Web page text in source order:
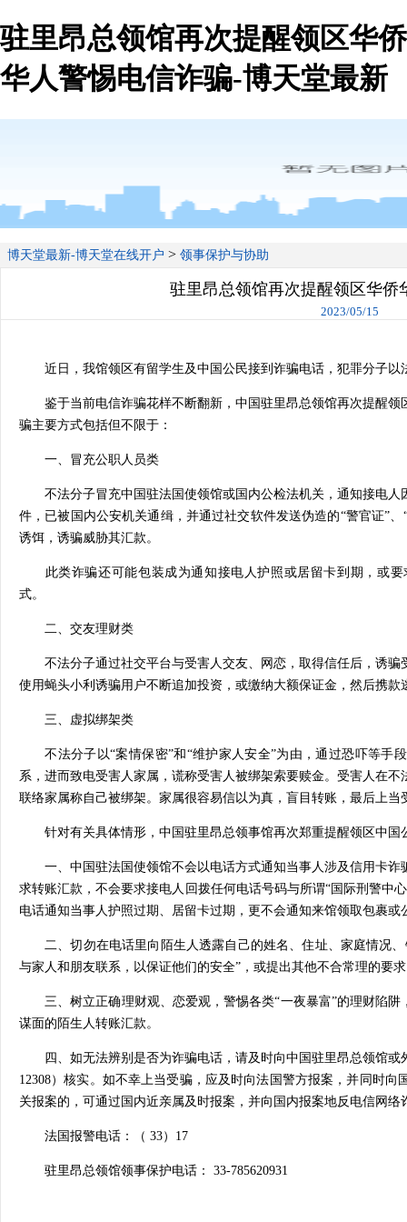
驻里昂总领馆再次提醒领区华侨
华人警惕电信诈骗-博天堂最新
博天堂最新-博天堂在线开户 > 领事保护与协助
驻里昂总领馆再次提醒领区华侨
2023/05/15
近日，我馆领区有留学生及中国公民接到诈骗电话，犯罪分子以
鉴于当前电信诈骗花样不断翻新，中国驻里昂总领馆再次提醒领
骗主要方式包括但不限于：
一、冒充公职人员类
不法分子冒充中国驻法国使领馆或国内公检法机关，通知接电人
件，已被国内公安机关通缉，并通过社交软件发送伪造的“警官证”
诱饵，诱骗威胁其汇款。
此类诈骗还可能包装成为通知接电人护照或居留卡到期，或要
式。
二、交友理财类
不法分子通过社交平台与受害人交友、网恋，取得信任后，诱骗
使用蝇头小利诱骗用户不断追加投资，或缴纳大额保证金，然后
三、虚拟绑架类
不法分子以“案情保密”和“维护家人安全”为由，通过恐吓等手
系，进而致电受害人家属，谎称受害人被绑架索要赎金。受害人在
联络家属称自己被绑架。家属很容易信以为真，盲目转账，最后
针对有关具体情形，中国驻里昂总领事馆再次郑重提醒领区中国
一、中国驻法国使领馆不会以电话方式通知当事人涉及信用卡诈
求转账汇款，不会要求接电人回拨任何电话号码与所谓“国际刑警中
电话通知当事人护照过期、居留卡过期，更不会通知来馆领取包
二、切勿在电话里向陌生人透露自己的姓名、住址、家庭情况、
与家人和朋友联系，以保证他们的安全”，或提出其他不合常理的
三、树立正确理财观、恋爱观，警惕各类“一夜暴富”的理财陷阱
谋面的陌生人转账汇款。
四、如无法辨别是否为诈骗电话，请及时向中国驻里昂总领馆或
12308）核实。如不幸上当受骗，应及时向法国警方报案，并同时
关报案的，可通过国内近亲属及时报案，并向国内报案地反电信网
法国报警电话：（ 33）17
驻里昂总领馆领事保护电话： 33-785620931